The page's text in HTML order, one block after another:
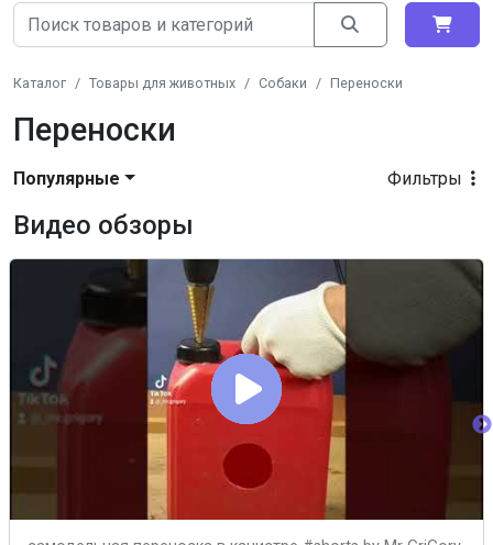
Каталог Товары для животных Собаки Переноски
Переноски
Фильтры
Популярные
Видео обзоры